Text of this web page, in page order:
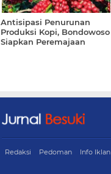
Antisipasi Penurunan
Produksi Kopi, Bondowoso
Siapkan Peremajaan
Redaksi Pedoman Info Iklan